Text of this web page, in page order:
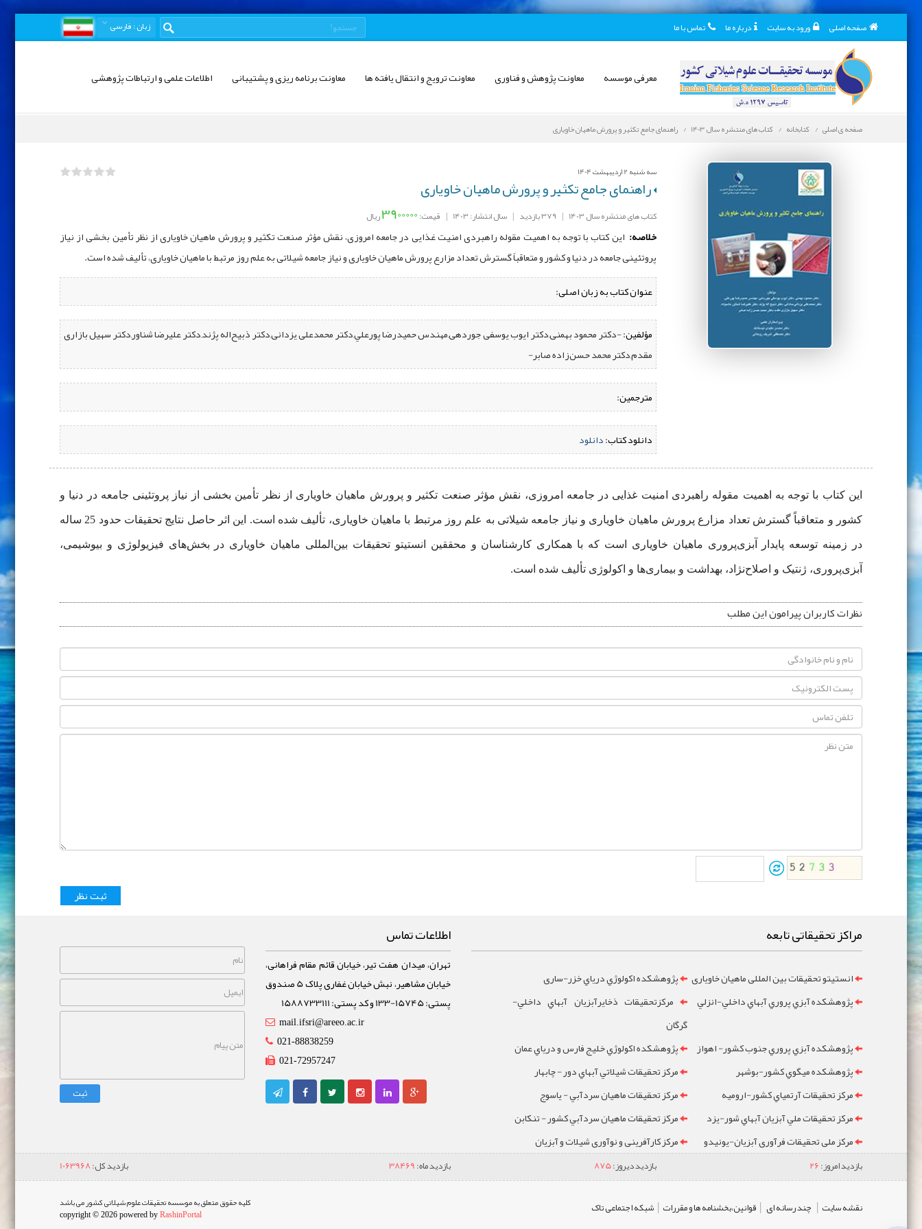
صفحه اصلی ورود به سایت درباره ما تماس با ما زبان: فارسی
معرفی موسسه معاونت پژوهش و فناوری معاونت ترویج و انتقال یافته ها معاونت برنامه ریزی و پشتیبانی اطلاعات علمی و ارتباطات پژوهشی
صفحه ی اصلی کتابخانه کتاب های منتشره سال 1403 راهنمای جامع تکثیر و پرورش ماهیان خاویاری
سه شنبه 2 اردیبهشت 1404
راهنمای جامع تکثیر و پرورش ماهیان خاویاری
کتاب های منتشره سال 1403 | 379 بازدید | سال انتشار: 1403 | قیمت:3900000ریال
خلاصه: این کتاب با توجه به اهمیت مقوله راهبردی امنیت غذایی در جامعه امروزی، نقش مؤثر صنعت تکثیر و پرورش ماهیان خاویاری از نظر تأمین بخشی از نیاز
پروتئینی جامعه در دنیا و کشور و متعاقباً گسترش تعداد مزارع پرورش ماهیان خاویاری و نیاز جامعه شیلاتی به علم روز مرتبط با ماهیان خاویاری، تألیف شده است.
عنوان کتاب به زبان اصلی:
مؤلفین:‌ -دکتر محمود بهمنی,دکتر ایوب یوسفی جوردهی,مهندس حميدرضا پورعلي,دکتر محمدعلی یزدانی,دکتر ذبیح‌‌اله پژند,دکتر علیرضا شناور,دکتر سهیل بازاری
مقدم,دکتر محمد حسن‌‌زاده صابر-
مترجمین:
دانلود کتاب:دانلود
این کتاب با توجه به اهمیت مقوله راهبردی امنیت غذایی در جامعه امروزی، نقش مؤثر صنعت تکثیر و پرورش ماهیان خاویاری از نظر تأمین بخشی از نیاز پروتئینی جامعه در دنیا و
کشور و متعاقباً گسترش تعداد مزارع پرورش ماهیان خاویاری و نیاز جامعه شیلاتی به علم روز مرتبط با ماهیان خاویاری، تألیف شده است. این اثر حاصل نتایج تحقیقات حدود 25 ساله
در زمینه توسعه پایدار آبزی‌‌پروری ماهیان خاویاری است که با همکاری کارشناسان و محققین انستیتو تحقیقات بین‌‌المللی ماهیان خاویاری در بخش‌‌های فیزیولوژی و بیوشیمی،
آبزی‌‌پروری، ژنتیک و اصلاح‌‌نژاد، بهداشت و بیماری‌ها و اکولوژی تألیف شده است.
نظرات کاربران پیرامون این مطلب
مراکز تحقیقاتی تابعه
انستیتو تحقیقات بین المللی ماهیان خاویاری
پژوهشکده اکولوژي درياي خزر-ساری
پژوهشکده آبزي پروري آبهاي داخلي-انزلي
مرکزتحقيقات ذخايرآبزيان آبهاي داخلي-
گرگان
پژوهشکده آبزي پروري جنوب کشور- اهواز
پژوهشکده اکولوژي خليج فارس و درياي عمان
پژوهشکده ميگوي کشور-بوشهر
مرکز تحقيقات شيلاتي آبهاي دور - چابهار
مرکز تحقيقات آرتمياي کشور-ارومیه
مرکز تحقيقات ماهيان سردآبي - ياسوج
مرکز تحقيقات ملي آبزيان آبهاي شور-یزد
مرکز تحقيقات ماهيان سردآبي کشور - تنکابن
مرکز ملی تحقیقات فرآوری آبزیان-یونیدو
مرکز کارآفرینی و نوآوری شیلات و آبزیان
اطلاعات تماس
تهران، میدان هفت تیر، خیابان قائم مقام فراهانی،
خیابان مشاهیر، نبش خیابان غفاری پلاک 5 صندوق
پستی: 15745-133 و کد پستی: 1588733111
mail.ifsri@areeo.ac.ir
021-88838259
021-72957247
ثبت
بازدید امروز:26 بازدید دیروز:875 بازدید ماه:38469 بازدید کل:1063968
نقشه سایت | چند رسانه ای | قوانین،بخشنامه ها و مقررات | شبکه اجتماعی تاک کلیه حقوق متعلق به موسسه تحقیقات علوم شیلاتی کشور می باشد
copyright © 2026 powered byRashinPortal